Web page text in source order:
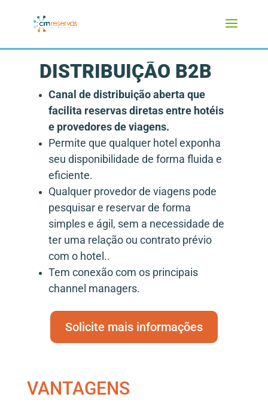
DISTRIBUIÇÃO B2B
Canal de distribuição aberta que
facilita reservas diretas entre hotéis
e provedores de viagens.
Permite que qualquer hotel exponha
seu disponibilidade de forma fluida e
eficiente.
Qualquer provedor de viagens pode
pesquisar e reservar de forma
simples e ágil, sem a necessidade de
ter uma relação ou contrato prévio
com o hotel..
Tem conexão com os principais
channel managers.
Solicite mais informações
VANTAGENS